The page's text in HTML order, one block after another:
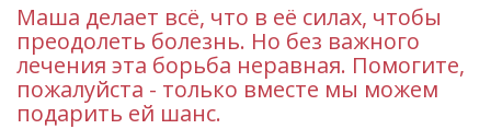
Маша делает всё, что в её силах, чтобы
преодолеть болезнь. Но без важного
лечения эта борьба неравная. Помогите,
пожалуйста - только вместе мы можем
подарить ей шанс.